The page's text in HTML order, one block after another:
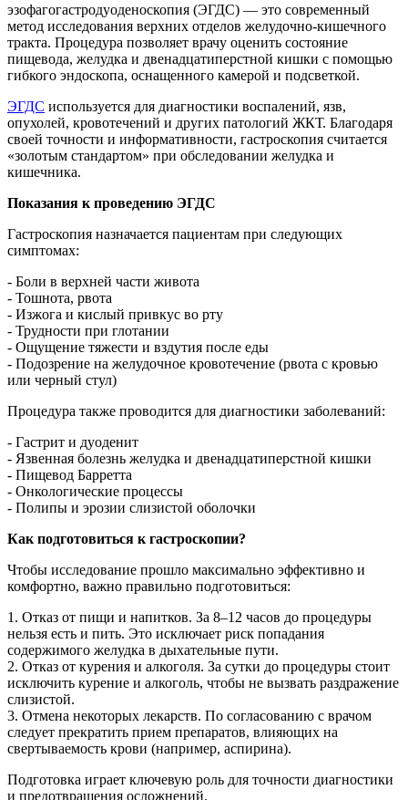
эзофагогастродуоденоскопия (ЭГДС) — это современный
метод исследования верхних отделов желудочно-кишечного
тракта. Процедура позволяет врачу оценить состояние
пищевода, желудка и двенадцатиперстной кишки с помощью
гибкого эндоскопа, оснащенного камерой и подсветкой.
ЭГДС используется для диагностики воспалений, язв,
опухолей, кровотечений и других патологий ЖКТ. Благодаря
своей точности и информативности, гастроскопия считается
«золотым стандартом» при обследовании желудка и
кишечника.
Показания к проведению ЭГДС
Гастроскопия назначается пациентам при следующих
симптомах:
- Боли в верхней части живота
- Тошнота, рвота
- Изжога и кислый привкус во рту
- Трудности при глотании
- Ощущение тяжести и вздутия после еды
- Подозрение на желудочное кровотечение (рвота с кровью
или черный стул)
Процедура также проводится для диагностики заболеваний:
- Гастрит и дуоденит
- Язвенная болезнь желудка и двенадцатиперстной кишки
- Пищевод Барретта
- Онкологические процессы
- Полипы и эрозии слизистой оболочки
Как подготовиться к гастроскопии?
Чтобы исследование прошло максимально эффективно и
комфортно, важно правильно подготовиться:
1. Отказ от пищи и напитков. За 8–12 часов до процедуры
нельзя есть и пить. Это исключает риск попадания
содержимого желудка в дыхательные пути.
2. Отказ от курения и алкоголя. За сутки до процедуры стоит
исключить курение и алкоголь, чтобы не вызвать раздражение
слизистой.
3. Отмена некоторых лекарств. По согласованию с врачом
следует прекратить прием препаратов, влияющих на
свертываемость крови (например, аспирина).
Подготовка играет ключевую роль для точности диагностики
и предотвращения осложнений.